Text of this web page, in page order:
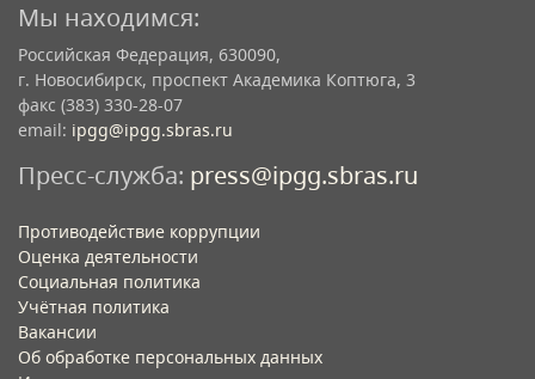
Мы находимся:
Российская Федерация, 630090,
г. Новосибирск, проспект Академика Коптюга, 3
факс (383) 330-28-07
email: ipgg@ipgg.sbras.ru
Пресс-служба: press@ipgg.sbras.ru
Противодействие коррупции
Оценка деятельности
Социальная политика
Учётная политика​
Вакансии​
Об обработке персональных данных​